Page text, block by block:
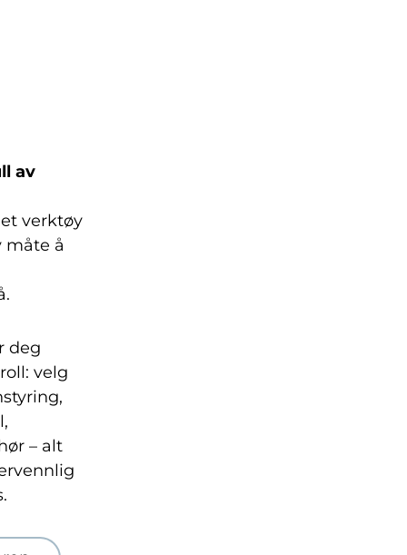
av
verktøy
måte å
deg
velg
– alt